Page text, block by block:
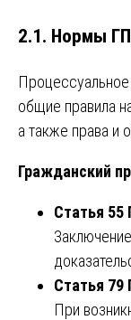
2.1. Нормы
Процессуальное
общие правила
а также права и
Гражданский
Статья
Статья
При